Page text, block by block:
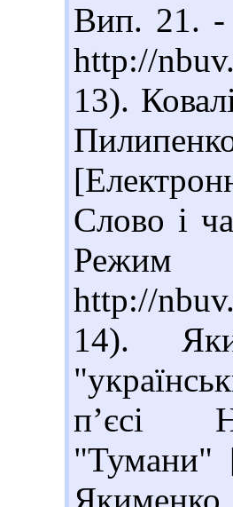
Вип. 21. -
http://
13).
Слово і
http://
14).
п’єсі
"Тумани"